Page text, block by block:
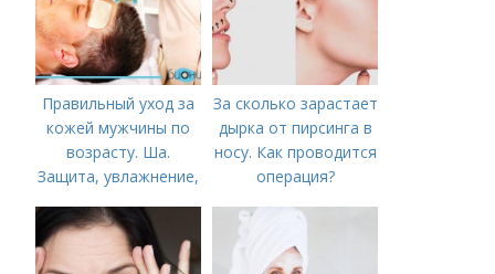
Правильный уход за
кожей мужчины по
возрасту. Ша.
Защита, увлажнение,
За сколько зарастает
дырка от пирсинга в
носу. Как проводится
операция?